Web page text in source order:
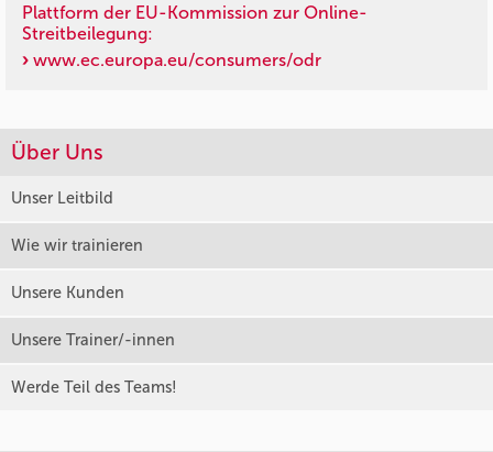
Über Uns
Unser Leitbild
Wie wir trainieren
Unsere Kunden
Unsere Trainer/-innen
Werde Teil des Teams!
Plattform der EU-Kommission zur Online-
Streitbeilegung:
www.ec.europa.eu/consumers/odr